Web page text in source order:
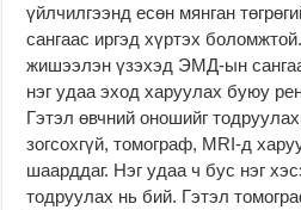
үйлчилгээнд есөн мянган
сангаас иргэд хүртэх
жишээлэн үзэхэд ЭМД-ын
нэг удаа эход харуулах буюу
Гэтэл өвчний оношийг
зогсохгүй, томограф, MRI-д
шаарддаг. Нэг удаа ч бус нэг
тодруулах нь бий. Гэтэл